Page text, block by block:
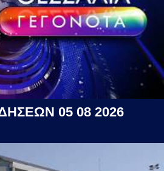
05 08 2026